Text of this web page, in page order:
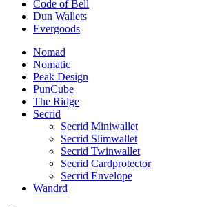
Code of Bell
Dun Wallets
Evergoods
Nomad
Nomatic
Peak Design
PunCube
The Ridge
Secrid
Secrid Miniwallet
Secrid Slimwallet
Secrid Twinwallet
Secrid Cardprotector
Secrid Envelope
Wandrd